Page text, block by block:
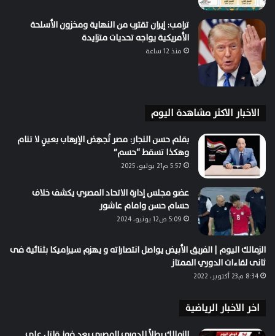
ترامب: إيران تقترب من النهاية ومخزون الأسلحة
الأمريكية يواجه تحديات متزايدة
منذ 12 ساعة
الاخبار الاكثر مشاهدة اليوم
بقلم حسن النجار: مصر تُجهِض الإرهاب بعينٍ لا تنام
وهكذا تسقط “حسم”
5:57 م21 يوليو، 2025
عضو مجلس إدارة الاتحاد المصري يكشف خلاف
حسام حسن وامام عاشور
5:09 ص12 يونيو، 2024
الزمالك اليوم | الفريق الأبيض يواصل انتصاراته و يهزم سيراميكا بثنائية فى
ثانى لقاءات الدوري الممتاز
8:34 م23 أكتوبر، 2022
اخر الاخبار الرياضية